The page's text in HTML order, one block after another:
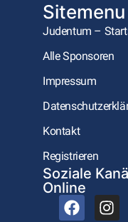
Sitemenu
Judentum –
Alle Sponsoren
Impressum
Kontakt
Registrieren
Soziale
Online